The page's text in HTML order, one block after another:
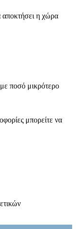
αποκτήσει η χώρα
ποσό μικρότερο
μπορείτε να